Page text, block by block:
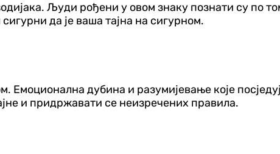
Људи рођени у овом знаку познати су по
да је ваша тајна на сигурном.
Емоционална дубина и разумијевање које
и придржавати се неизречених правила.